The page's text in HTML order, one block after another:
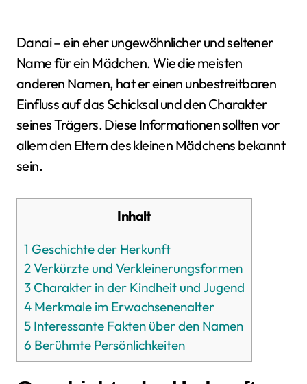
Danai – ein eher ungewöhnlicher und seltener
Name für ein Mädchen. Wie die meisten
anderen Namen, hat er einen unbestreitbaren
Einfluss auf das Schicksal und den Charakter
seines Trägers. Diese Informationen sollten vor
allem den Eltern des kleinen Mädchens bekannt
sein.
Inhalt
1 Geschichte der Herkunft
2Verkürzte und Verkleinerungsformen
3 Charakter in der Kindheit und Jugend
4 Merkmale im Erwachsenenalter
5 Interessante Fakten über den Namen
6 Berühmte Persönlichkeiten